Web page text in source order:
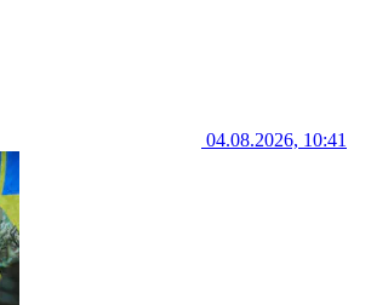
04.08.2026, 10:41